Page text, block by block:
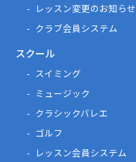
レッスン変更のお知らせ
クラブ会員システム
スクール
スイミング
ミュージック
クラシックバレエ
ゴルフ
レッスン会員システム